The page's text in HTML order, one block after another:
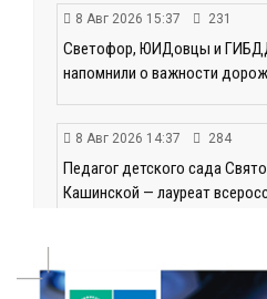
8 Авг 2026 15:37 231
Светофор, ЮИДовцы и
напомнили о важности
8 Авг 2026 14:37 284
Педагог детского сада
Кашинской — лауреат
Тверские экологи сняли на